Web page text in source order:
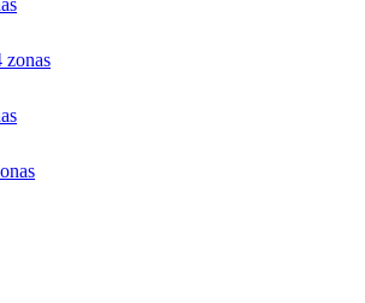
zonas